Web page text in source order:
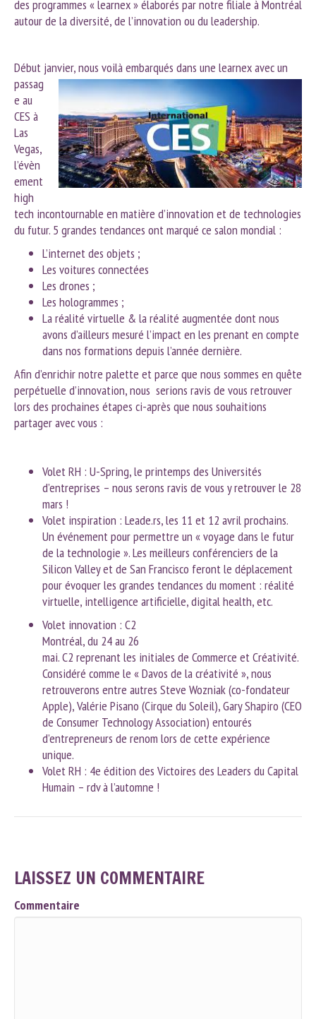
des programmes « learnex » élaborés par notre filiale à Montréal
autour de la diversité, de l’innovation ou du leadership.
Début janvier, nous voilà embarqués dans une learnex avec un
passag
e au
CES à
Las
Vegas,
l’évèn
ement
high
tech incontournable en matière d’innovation et de technologies
du futur. 5 grandes tendances ont marqué ce salon mondial :
L’internet des objets ;
Les voitures connectées
Les drones ;
Les hologrammes ;
La réalité virtuelle & la réalité augmentée dont nous
avons d’ailleurs mesuré l’impact en les prenant en compte
dans nos formations depuis l’année dernière.
Afin d’enrichir notre palette et parce que nous sommes en quête
perpétuelle d’innovation, nous serions ravis de vous retrouver
lors des prochaines étapes ci-après que nous souhaitions
partager avec vous :
Volet RH : U-Spring, le printemps des Universités
d’entreprises – nous serons ravis de vous y retrouver le 28
mars !
Volet inspiration : Leade.rs, les 11 et 12 avril prochains.
Un événement pour permettre un « voyage dans le futur
de la technologie ». Les meilleurs conférenciers de la
Silicon Valley et de San Francisco feront le déplacement
pour évoquer les grandes tendances du moment : réalité
virtuelle, intelligence artificielle, digital health, etc.
Volet innovation : C2
Montréal, du 24 au 26
mai. C2 reprenant les initiales de Commerce et Créativité.
Considéré comme le « Davos de la créativité », nous
retrouverons entre autres Steve Wozniak (co-fondateur
Apple), Valérie Pisano (Cirque du Soleil), Gary Shapiro (CEO
de Consumer Technology Association) entourés
d’entrepreneurs de renom lors de cette expérience
unique.
Volet RH : 4e édition des Victoires des Leaders du Capital
Humain – rdv à l’automne !
LAISSEZ UN COMMENTAIRE
Commentaire